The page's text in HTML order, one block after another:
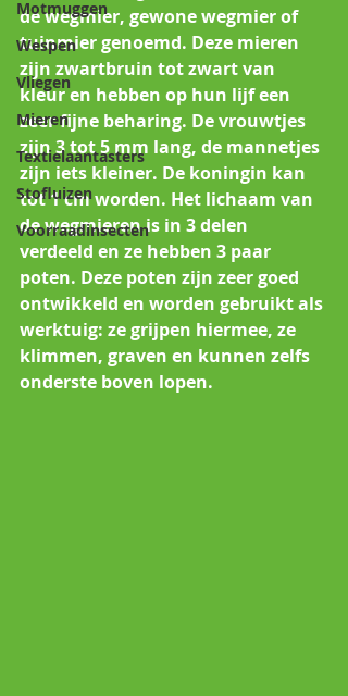
Motmuggen
Wespen
Vliegen
Mieren
Textielaantasters
Stofluizen
Voorraadinsecten
de wegmier, gewone wegmier of
tuinmier genoemd. Deze mieren
zijn zwartbruin tot zwart van
kleur en hebben op hun lijf een
zeer fijne beharing. De vrouwtjes
zijn 3 tot 5 mm lang, de mannetjes
zijn iets kleiner. De koningin kan
tot 1 cm worden. Het lichaam van
de wegmieren is in 3 delen
verdeeld en ze hebben 3 paar
poten. Deze poten zijn zeer goed
ontwikkeld en worden gebruikt als
werktuig: ze grijpen hiermee, ze
klimmen, graven en kunnen zelfs
onderste boven lopen.